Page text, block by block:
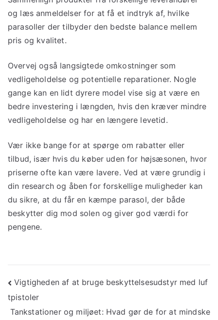
og læs anmeldelser for at få et indtryk af, hvilke
parasoller der tilbyder den bedste balance mellem
pris og kvalitet.
Overvej også langsigtede omkostninger som
vedligeholdelse og potentielle reparationer. Nogle
gange kan en lidt dyrere model vise sig at være en
bedre investering i længden, hvis den kræver mindre
vedligeholdelse og har en længere levetid.
Vær ikke bange for at spørge om rabatter eller
tilbud, især hvis du køber uden for højsæsonen, hvor
priserne ofte kan være lavere. Ved at være grundig i
din research og åben for forskellige muligheder kan
du sikre, at du får en kæmpe parasol, der både
beskytter dig mod solen og giver god værdi for
pengene.
Indlægsnavigation
Vigtigheden af at bruge beskyttelsesudstyr med luf
tpistoler
Tankstationer og miljøet: Hvad gør de for at mindske